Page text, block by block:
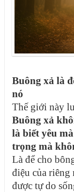
Buông xả là
nó
Thế giới này
Buông xả
là biết yêu
trọng mà
Là để cho
điệu của riêng
được tự do